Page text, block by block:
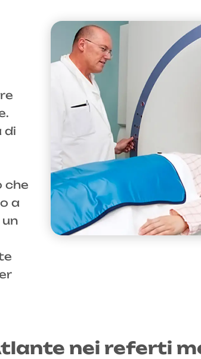
di
che
a
nei referti